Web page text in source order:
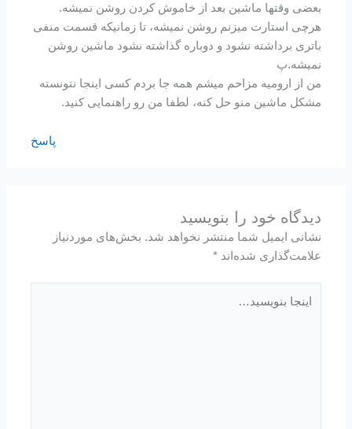
بعضی وقتها ماشین بعد از خاموش کردن روشن نمیشه.
هرچی استارت میزنم روشن نمیشه، تا زمانیکه قسمت منفی
باتری برداشته نشود و دوباره گذاشته نشود ماشین روشن
نمیشه.پ
من از ارومیه مزاحم میشم همه جا بردم کسی اینجا نتونسته
مشکل ماشین منو حل کنه، لطفا من رو راهنمایی کنید.
پاسخ
دیدگاه‌ خود را بنویسید
نشانی ایمیل شما منتشر نخواهد شد. بخش‌های موردنیاز
علامت‌گذاری شده‌اند*
بنویسید…